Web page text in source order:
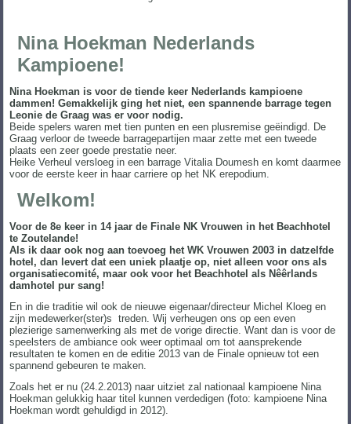
Nina Hoekman Nederlands
Kampioene!
Nina Hoekman is voor de tiende keer Nederlands kampioene
dammen! Gemakkelijk ging het niet, een spannende barrage tegen
Leonie de Graag was er voor nodig.
Beide spelers waren met tien punten en een plusremise geëindigd. De
Graag verloor de tweede barragepartijen maar zette met een tweede
plaats een zeer goede prestatie neer.
Heike Verheul versloeg in een barrage Vitalia Doumesh en komt daarmee
voor de eerste keer in haar carriere op het NK erepodium.
Welkom!
Voor de 8e keer in 14 jaar de Finale NK Vrouwen in het Beachhotel
te Zoutelande!
Als ik daar ook nog aan toevoeg het WK Vrouwen 2003 in datzelfde
hotel, dan levert dat een uniek plaatje op, niet alleen voor ons als
organisatiecomité, maar ook voor het Beachhotel als Nêêrlands
damhotel pur sang!
En in die traditie wil ook de nieuwe eigenaar/directeur Michel Kloeg en
zijn medewerker(ster)s treden. Wij verheugen ons op een even
plezierige samenwerking als met de vorige directie. Want dan is voor de
speelsters de ambiance ook weer optimaal om tot aansprekende
resultaten te komen en de editie 2013 van de Finale opnieuw tot een
spannend gebeuren te maken.
Zoals het er nu (24.2.2013) naar uitziet zal nationaal kampioene Nina
Hoekman gelukkig haar titel kunnen verdedigen (foto: kampioene Nina
Hoekman wordt gehuldigd in 2012).